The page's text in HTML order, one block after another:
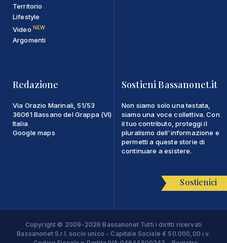
Territorio
Lifestyle
Video NEW
Argomenti
Redazione
Via Orazio Marinali, 51/53
36061 Bassano del Grappa (VI)
Italia
Google maps
Sostieni Bassanonet.it
Non siamo solo una testata,
siamo una voce collettiva. Con
il tuo contributo, proteggi il
pluralismo dell'informazione e
permetti a queste storie di
continuare a esistere.
Sostienici
Copyright © 2009-2026 Bassanonet Tutti i diritti riservati
Bassanonet S.r.l. socio unico - Capitale Sociale € 50.000,00 i.v.